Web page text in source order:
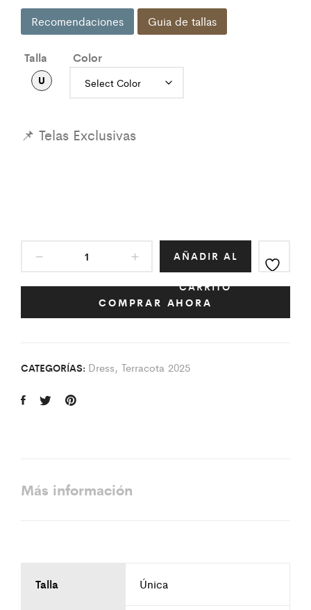
Recomendaciones Guia de tallas
Talla
U
Color
AÑADIR AL
CARRITO
COMPRAR AHORA
CATEGORÍAS: Dress, Terracota 2025
Más información
Talla Única